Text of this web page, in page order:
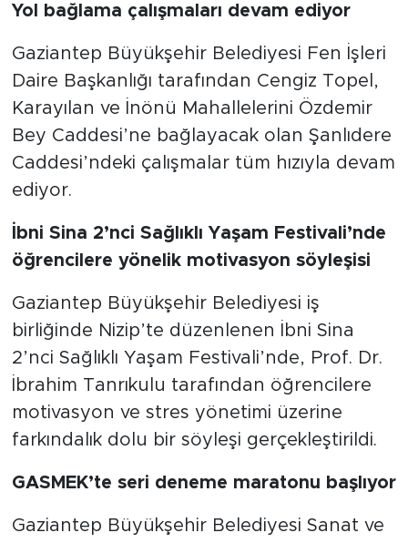
Yol bağlama çalışmaları devam ediyor
Gaziantep Büyükşehir Belediyesi Fen İşleri
Daire Başkanlığı tarafından Cengiz Topel,
Karayılan ve İnönü Mahallelerini Özdemir
Bey Caddesi’ne bağlayacak olan Şanlıdere
Caddesi’ndeki çalışmalar tüm hızıyla devam
ediyor.
İbni Sina 2’nci Sağlıklı Yaşam Festivali’nde
öğrencilere yönelik motivasyon söyleşisi
Gaziantep Büyükşehir Belediyesi iş
birliğinde Nizip’te düzenlenen İbni Sina
2’nci Sağlıklı Yaşam Festivali’nde, Prof. Dr.
İbrahim Tanrıkulu tarafından öğrencilere
motivasyon ve stres yönetimi üzerine
farkındalık dolu bir söyleşi gerçekleştirildi.
GASMEK’te seri deneme maratonu başlıyor
Gaziantep Büyükşehir Belediyesi Sanat ve